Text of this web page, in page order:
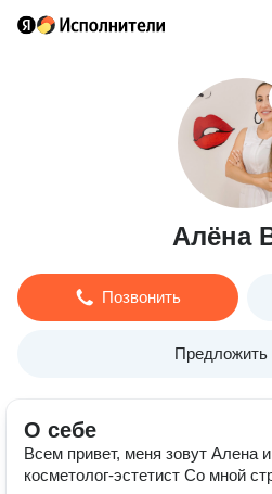
Алёна
Позвонить
Предложить
О себе
Всем привет, меня зовут Алена
косметолог-эстетист Со мной